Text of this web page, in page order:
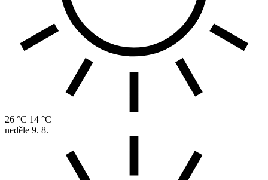
26 °C 14 °C
neděle 9. 8.